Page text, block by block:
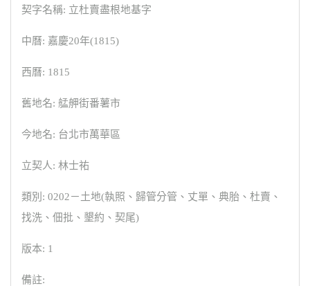
契字名稱: 立杜賣盡根地基字
中曆: 嘉慶20年(1815)
西曆: 1815
舊地名: 艋舺街番薯市
今地名: 台北市萬華區
立契人: 林士祐
類別: 0202－土地(執照、歸管分管、丈單、典胎、杜賣、
找洗、佃批、墾約、契尾)
版本: 1
備註: